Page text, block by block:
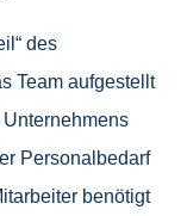
des
Team aufgestellt
Personalbedarf
benötigt